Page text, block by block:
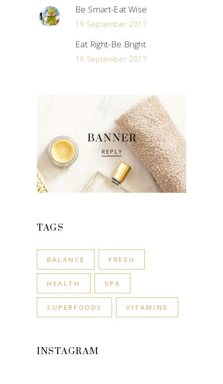
Be Smart-Eat Wise
19 September 2017
Eat Right-Be Bright
19 September 2017
TAGS
BALANCE FRESH
HEALTH SPA
SUPERFOODS VITAMINS
INSTAGRAM